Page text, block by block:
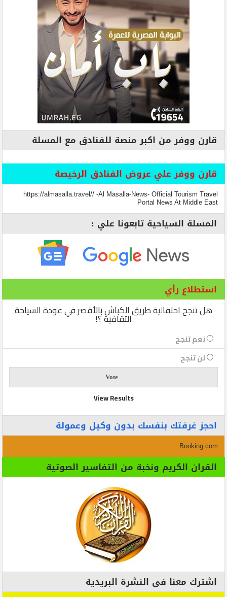
قارن ووفر من اكبر منصة للفنادق مع المسلة
قارن ووفر علي عروض الفنادق الرخيصة
https://almasalla.travel// -Al Masalla-News- Official Tourism Travel
Portal News At Middle East
المسلة السياحية تابعونا علي :
استطلاع رأي
هل تنجح احتفالية طريق الكباش بالأقصر في عودة السياحة
الثقافية ؟!
نعم تنجح
لن تنجح
View Results
احجز غرفتك بنفسك بدون وكيل وعمولة
Booking.com
القران الكريم ونخبة من التفاسير الصوتية
اشترك معنا فى النشرة البريدية